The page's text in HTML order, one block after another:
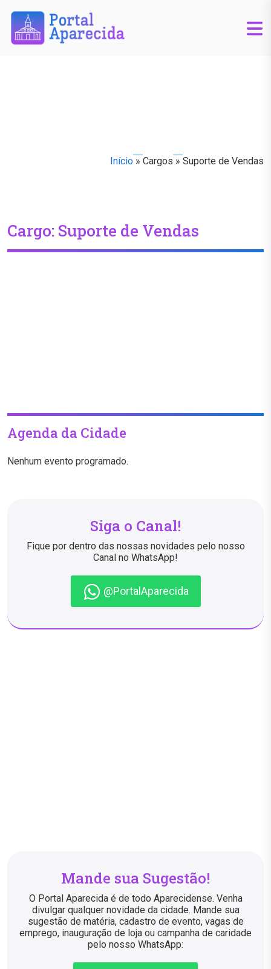
Início » Cargos » Suporte de Vendas
Cargo: Suporte de Vendas
Agenda da Cidade
Nenhum evento programado.
Siga o Canal!
Fique por dentro das nossas novidades pelo nosso
Canal no WhatsApp!
@PortalAparecida
Mande sua Sugestão!
O Portal Aparecida é de todo Aparecidense. Venha
divulgar qualquer novidade da cidade. Mande sua
sugestão de matéria, cadastro de evento, vagas de
emprego, inauguração de loja ou campanha de caridade
pelo nosso WhatsApp: